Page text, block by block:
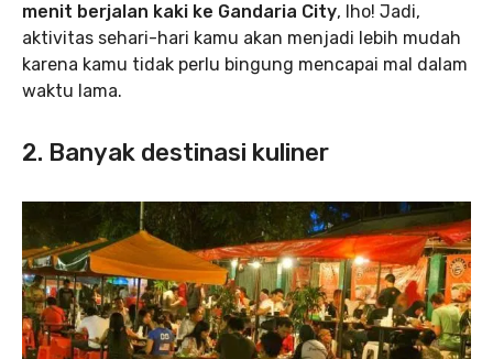
menit berjalan kaki ke Gandaria City, lho! Jadi,
aktivitas sehari-hari kamu akan menjadi lebih mudah
karena kamu tidak perlu bingung mencapai mal dalam
waktu lama.
2. Banyak destinasi kuliner